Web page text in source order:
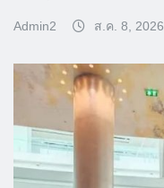
Admin2 ส.ค. 8, 2026